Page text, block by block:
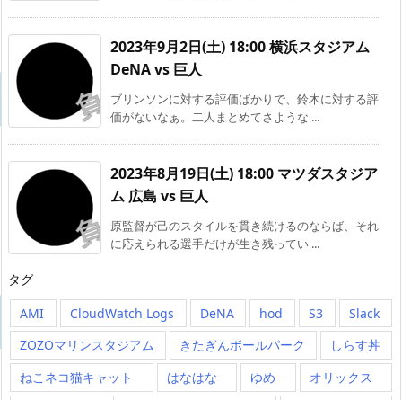
2023年9月2日(土) 18:00 横浜スタジアム
DeNA vs 巨人
ブリンソンに対する評価ばかりで、鈴木に対する評
価がないなぁ。二人まとめてさような ...
2023年8月19日(土) 18:00 マツダスタジア
ム 広島 vs 巨人
原監督が己のスタイルを貫き続けるのならば、それ
に応えられる選手だけが生き残ってい ...
タグ
AMI
CloudWatch Logs DeNA hod S3
Slack
ZOZOマリンスタジアム
きたぎんボールパーク
しらす丼
ねこネコ猫キャット
はなはな ゆめ
オリックス